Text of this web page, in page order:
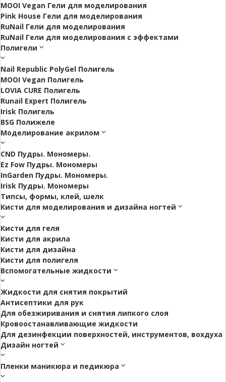
MOOI Vegan Гели для моделирования
Pink House Гели для моделирования
RuNail Гели для моделирования
RuNail Гели для моделирования с эффектами
Полигели
Nail Republic PolyGel Полигель
MOOI Vegan Полигель
LOVIA CURE Полигель
Runail Expert Полигель
Irisk Полигель
BSG Полижеле
Моделирование акрилом
CND Пудры. Мономеры.
Ez Fow Пудры. Мономеры
InGarden Пудры. Мономеры.
Irisk Пудры. Мономеры
Типсы, формы, клей, шелк
Кисти для моделирования и дизайна ногтей
Кисти для геля
Кисти для акрила
Кисти для дизайна
Кисти для полигеля
Вспомогательные жидкости
Жидкости для снятия покрытий
Антисептики для рук
Для обезжиривания и снятия липкого слоя
Кровоостанавливающие жидкости
Для дезинфекции поверхностей, инструментов, вохдуха
Дизайн ногтей
Пленки маникюра и педикюра